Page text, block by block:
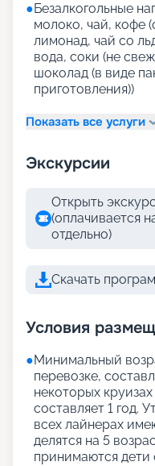
●Безалкогольные
молоко, чай, кофе
лимонад, чай со
вода, соки (не
шоколад (в виде
приготовления))
Показать все услуги
Экскурсии
Открыть
(оплачивается
отдельно)
Скачать
Условия
●Минимальный
перевозке,
некоторых
составляет 1 год.
всех лайнерах
делятся на 5
принимаются дети